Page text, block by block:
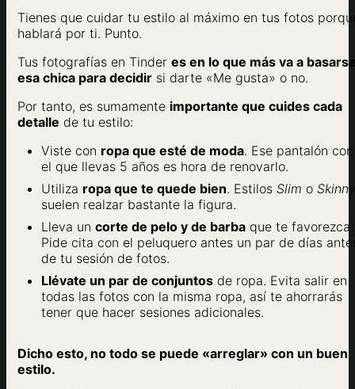
Tienes que cuidar tu estilo al máximo en tus fotos
hablará por ti. Punto.
Tus fotografías en Tinder es en lo que más va a
esa chica para decidir si darte «Me gusta» o no.
Por tanto, es sumamente importante que cuides cada
detalle de tu estilo:
Viste con ropa que esté de moda. Ese pantalón con
el que llevas 5 años es hora de renovarlo.
Utiliza ropa que te quede bien. Estilos Slim o Skinny
suelen realzar bastante la figura.
Lleva un corte de pelo y de barba que te favorezca.
Pide cita con el peluquero antes un par de días
de tu sesión de fotos.
Llévate un par de conjuntos de ropa. Evita salir en
todas las fotos con la misma ropa, así te ahorrarás
tener que hacer sesiones adicionales.
Dicho esto, no todo se puede «arreglar» con un buen
estilo.